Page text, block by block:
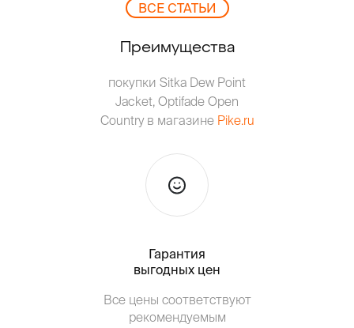
ВCЕ СТАТЬИ
Преимущества
покупки Sitka Dew Point
Jacket, Optifade Open
Country в магазине Pike.ru
Гарантия
выгодных цен
Все цены соответствуют
рекомендуемым